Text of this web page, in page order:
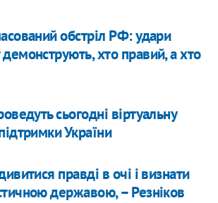
обстріл РФ: удари
хто правий, а хто
сьогодні віртуальну
України
правді в очі і визнати
державою, – Резніков